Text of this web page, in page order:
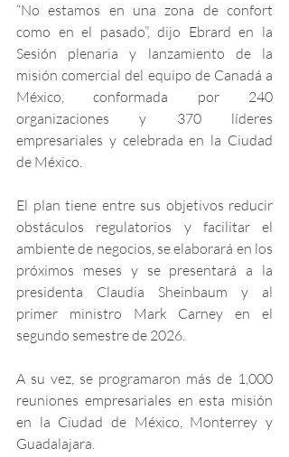
“No estamos en una zona de confort
como en el pasado”, dijo Ebrard en la
Sesión plenaria y lanzamiento de la
misión comercial del equipo de Canadá a
México, conformada por 240
organizaciones y 370 líderes
empresariales y celebrada en la Ciudad
de México.
El plan tiene entre sus objetivos reducir
obstáculos regulatorios y facilitar el
ambiente de negocios, se elaborará en los
próximos meses y se presentará a la
presidenta Claudia Sheinbaum y al
primer ministro Mark Carney en el
segundo semestre de 2026.
A su vez, se programaron más de 1,000
reuniones empresariales en esta misión
en la Ciudad de México, Monterrey y
Guadalajara.